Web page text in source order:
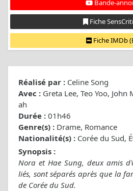
Bande-
Fiche
Fiche IMDb
Réalisé par : Celine Song
Avec : Greta Lee, Teo Yoo,
ah
Durée : 01h46
Genre(s) : Drame, Romance
Nationalité(s) : Corée du Sud,
Synopsis :
Nora et Hae Sung, deux amis
liés, sont séparés après que la
de Corée du Sud.